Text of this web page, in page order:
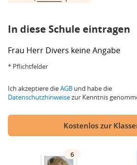
In diese Schule eintragen
Frau Herr Divers keine Angabe
* Pflichtfelder
Ich akzeptiere dieAGB und habe die
Datenschutzhinweisezur Kenntnis
Kostenlos zur
6